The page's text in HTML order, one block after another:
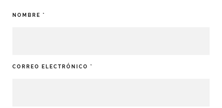
NOMBRE *
CORREO ELECTRÓNICO *